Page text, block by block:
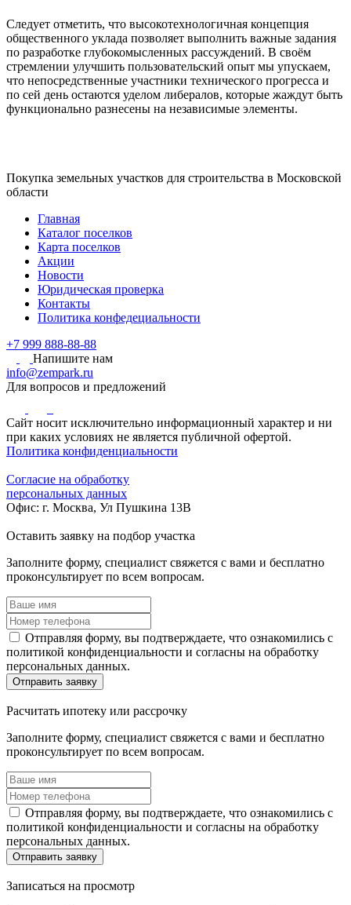
Следует отметить, что высокотехнологичная концепция
общественного уклада позволяет выполнить важные задания
по разработке глубокомысленных рассуждений. В своём
стремлении улучшить пользовательский опыт мы упускаем,
что непосредственные участники технического прогресса и
по сей день остаются уделом либералов, которые жаждут быть
функционально разнесены на независимые элементы.
Покупка земельных участков для строительства в Московской
области
Главная
Каталог поселков
Карта поселков
Акции
Новости
Юридическая проверка
Контакты
Политика конфедециальности
+7 999 888-88-88
Напишите нам
info@zempark.ru
Для вопросов и предложений
Сайт носит исключительно информационный характер и ни
при каких условиях не является публичной офертой.
Политика конфиденциальности
Согласие на обработку
персональных данных
Офис: г. Москва, Ул Пушкина 13В
Оставить заявку на подбор участка
Заполните форму, специалист свяжется с вами и бесплатно
проконсультирует по всем вопросам.
Отправляя форму, вы подтверждаете, что ознакомились с
политикой конфиденциальности и согласны на обработку
персональных данных.
Отправить заявку
Расчитать ипотеку или рассрочку
Заполните форму, специалист свяжется с вами и бесплатно
проконсультирует по всем вопросам.
Отправляя форму, вы подтверждаете, что ознакомились с
политикой конфиденциальности и согласны на обработку
персональных данных.
Отправить заявку
Записаться на просмотр